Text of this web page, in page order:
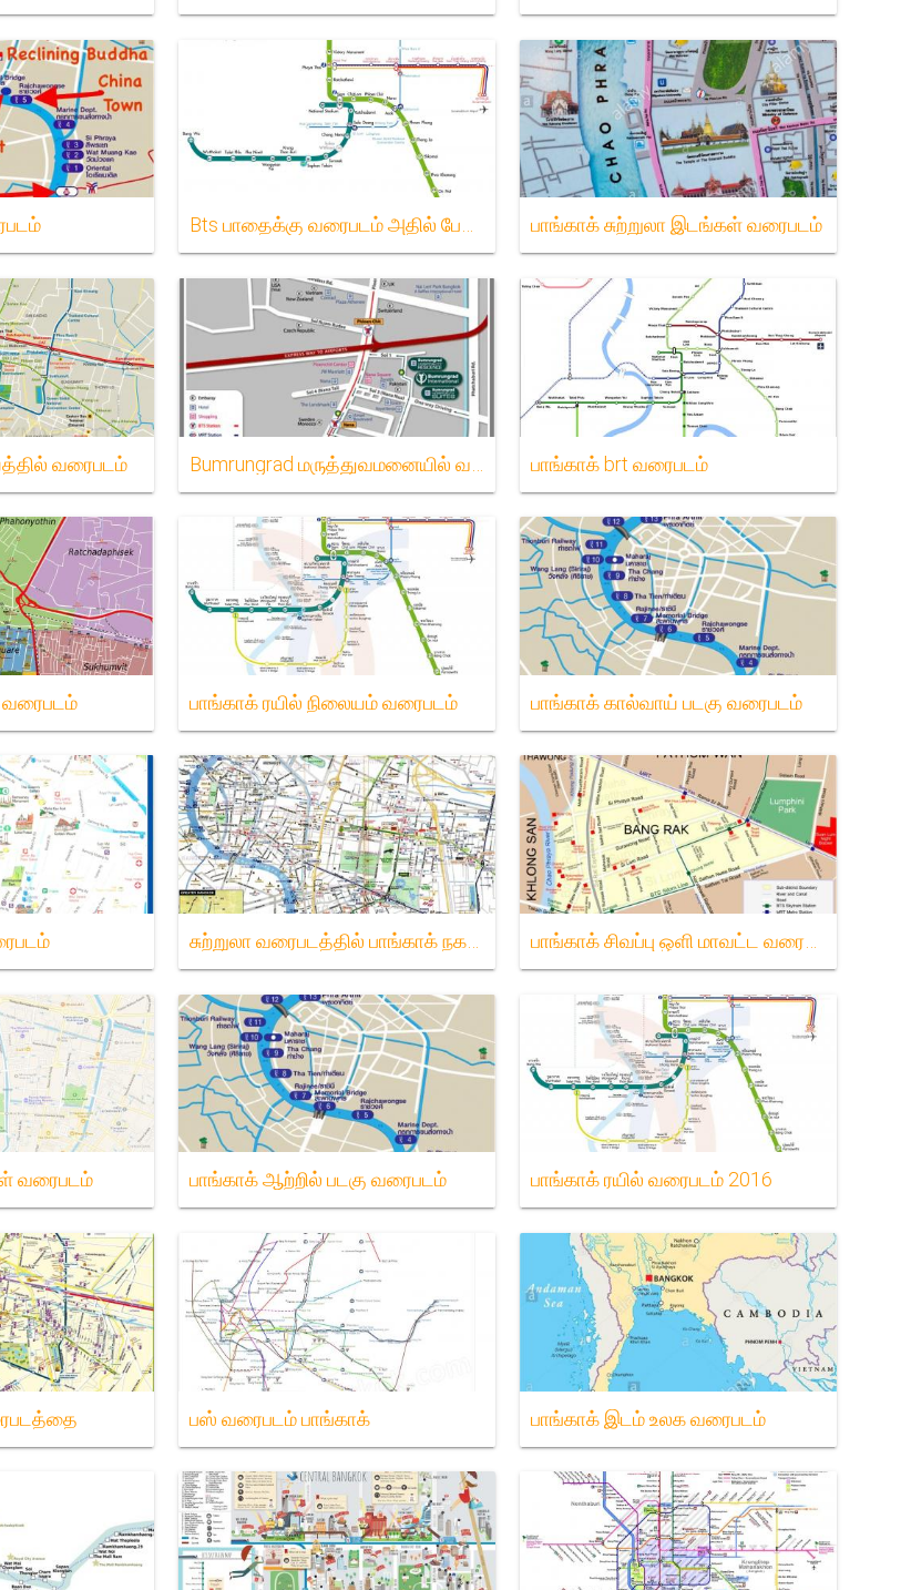
Bts பாதைக்கு வரைபடம் அதில் பேங்கோக் பாங்காக் சுற்றுலா இடங்கள் வரைபடம்
வரைபடம் பாங்காக் brt வரைபடம்
வரைபடம் பாங்காக் ரயில் நிலையம் வரைபடம் பாங்காக் கால்வாய் படகு வரைபடம்
வரைபடம் பாங்காக் ஆற்றில் படகு வரைபடம் பாங்காக் ரயில் வரைபடம் 2016
பஸ் வரைபடம் பாங்காக் பாங்காக் இடம் உலக வரைபடம்